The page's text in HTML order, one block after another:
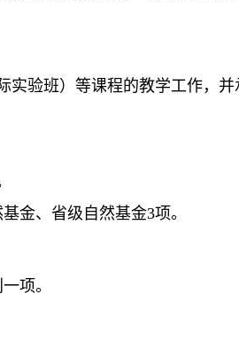
实验班）等课程的教学工作，
金、省级自然基金3项。
项。